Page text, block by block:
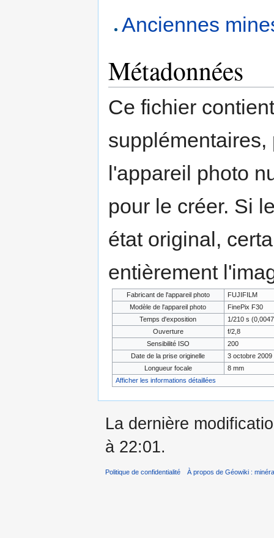
Anciennes
Métadonnées
Ce fichier
l'appareil photo
pour le créer. Si
état original,
entièrement
Fabricant de l'appareil photo
FUJIFILM
Modèle de l'appareil photo
FinePix F30
Temps d'exposition
1/210 s
Ouverture
f/2,8
Sensibilité ISO
200
Date de la prise originelle
3 octobre 2009
Longueur focale
8 mm
Afficher les informations détaillées
La dernière
à 22:01.
Politique de confidentialité À propos de Géowiki :